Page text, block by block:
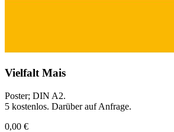
Vielfalt Mais
Poster; DIN A2.
5 kostenlos. Darüber auf Anfrage.
0,00 €